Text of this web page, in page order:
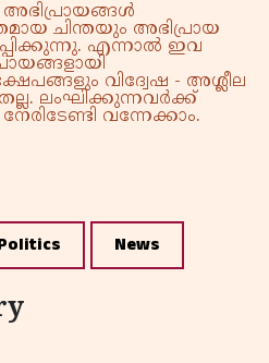
ചിന്തയും അഭിപ്രായ
എന്നാൽ ഇവ
വിദ്വേഷ - അശ്ലീല
ലംഘിക്കുന്നവർക്ക്
വന്നേക്കാം.
News